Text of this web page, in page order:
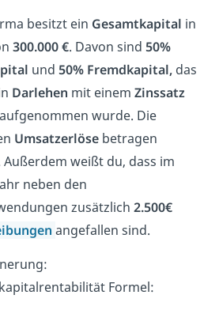
besitzt ein Gesamtkapital in
300.000 €. Davon sind 50%
und 50% Fremdkapital,das
Darlehen mit einem Zinssatz
wurde. Die
Umsatzerlösebetragen
Außerdem weißt du, dass im
neben den
zusätzlich 2.500€
angefallen sind.
Formel: